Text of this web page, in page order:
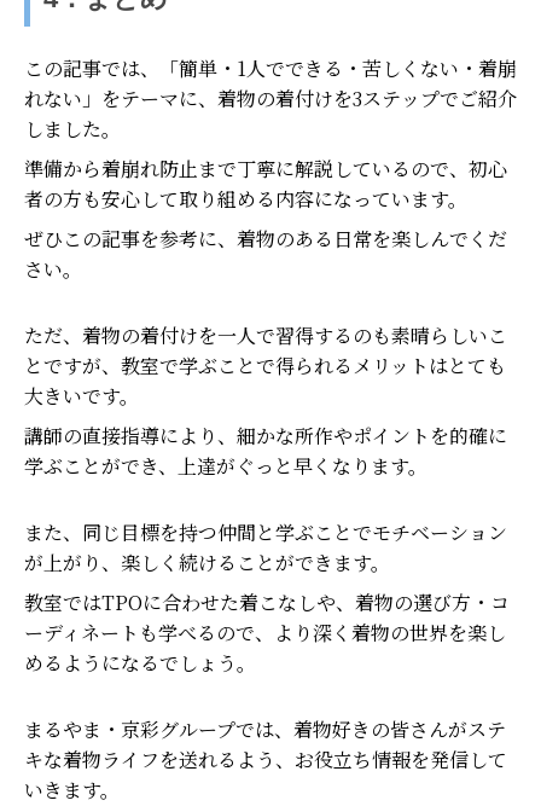
この記事では、「簡単・1人でできる・苦しくない・着崩
れない」をテーマに、着物の着付けを3ステップでご紹介
しました。
準備から着崩れ防止まで丁寧に解説しているので、初心
者の方も安心して取り組める内容になっています。
ぜひこの記事を参考に、着物のある日常を楽しんでくだ
さい。
ただ、着物の着付けを一人で習得するのも素晴らしいこ
とですが、教室で学ぶことで得られるメリットはとても
大きいです。
講師の直接指導により、細かな所作やポイントを的確に
学ぶことができ、上達がぐっと早くなります。
また、同じ目標を持つ仲間と学ぶことでモチベーション
が上がり、楽しく続けることができます。
教室ではTPOに合わせた着こなしや、着物の選び方・コ
ーディネートも学べるので、より深く着物の世界を楽し
めるようになるでしょう。
まるやま・京彩グループでは、着物好きの皆さんがステ
キな着物ライフを送れるよう、お役立ち情報を発信して
いきます。